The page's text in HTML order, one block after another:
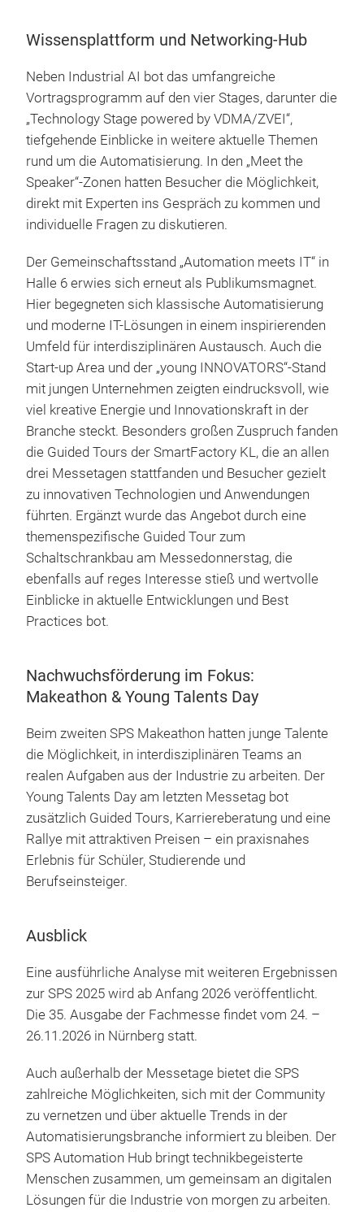
Wissensplattform und Networking-Hub
Neben Industrial AI bot das umfangreiche
Vortragsprogramm auf den vier Stages, darunter die
„Technology Stage powered by VDMA/ZVEI“,
tiefgehende Einblicke in weitere aktuelle Themen
rund um die Automatisierung. In den „Meet the
Speaker“-Zonen hatten Besucher die Möglichkeit,
direkt mit Experten ins Gespräch zu kommen und
individuelle Fragen zu diskutieren.
Der Gemeinschaftsstand „Automation meets IT“ in
Halle 6 erwies sich erneut als Publikumsmagnet.
Hier begegneten sich klassische Automatisierung
und moderne IT-Lösungen in einem inspirierenden
Umfeld für interdisziplinären Austausch. Auch die
Start-up Area und der „young INNOVATORS“-Stand
mit jungen Unternehmen zeigten eindrucksvoll, wie
viel kreative Energie und Innovationskraft in der
Branche steckt. Besonders großen Zuspruch fanden
die Guided Tours der SmartFactory KL, die an allen
drei Messetagen stattfanden und Besucher gezielt
zu innovativen Technologien und Anwendungen
führten. Ergänzt wurde das Angebot durch eine
themenspezifische Guided Tour zum
Schaltschrankbau am Messedonnerstag, die
ebenfalls auf reges Interesse stieß und wertvolle
Einblicke in aktuelle Entwicklungen und Best
Practices bot.
Nachwuchsförderung im Fokus:
Makeathon & Young Talents Day
Beim zweiten SPS Makeathon hatten junge Talente
die Möglichkeit, in interdisziplinären Teams an
realen Aufgaben aus der Industrie zu arbeiten. Der
Young Talents Day am letzten Messetag bot
zusätzlich Guided Tours, Karriereberatung und eine
Rallye mit attraktiven Preisen – ein praxisnahes
Erlebnis für Schüler, Studierende und
Berufseinsteiger.
Ausblick
Eine ausführliche Analyse mit weiteren Ergebnissen
zur SPS 2025 wird ab Anfang 2026 veröffentlicht.
Die 35. Ausgabe der Fachmesse findet vom 24. –
26.11.2026 in Nürnberg statt.
Auch außerhalb der Messetage bietet die SPS
zahlreiche Möglichkeiten, sich mit der Community
zu vernetzen und über aktuelle Trends in der
Automatisierungsbranche informiert zu bleiben. Der
SPS Automation Hub bringt technikbegeisterte
Menschen zusammen, um gemeinsam an digitalen
Lösungen für die Industrie von morgen zu arbeiten.